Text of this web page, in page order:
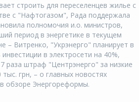
строить для переселенцев жилье с
с "Нафтогазом", Рада поддержала
полномочия и.о. министров,
период в энергетике в текущем
– Витренко, "Укрэнерго" планирует в
в электросети на 40%,
раза штраф "Центрэнерго" за низкие
грн, – о главных новостях
обзоре Энергореформы.